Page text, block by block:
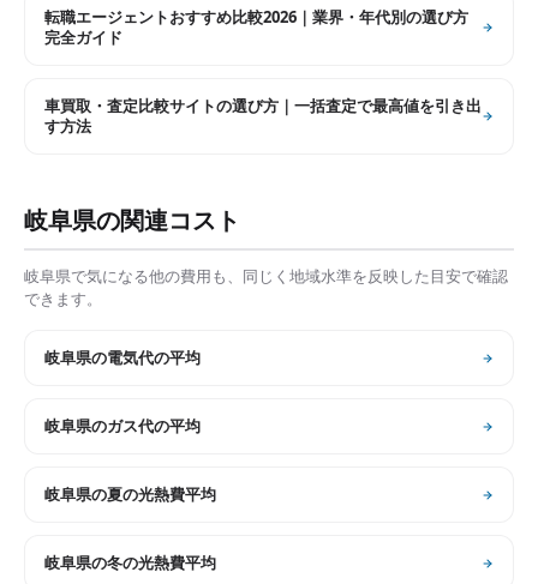
転職エージェントおすすめ比較2026｜業界・年代別の選び方
完全ガイド
車買取・査定比較サイトの選び方｜一括査定で最高値を引き出
す方法
岐阜県の関連コスト
岐阜県で気になる他の費用も、同じく地域水準を反映した目安で確認
できます。
岐阜県の電気代の平均
岐阜県のガス代の平均
岐阜県の夏の光熱費平均
岐阜県の冬の光熱費平均